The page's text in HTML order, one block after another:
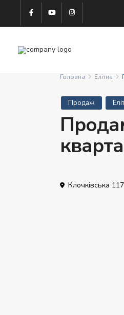
Головна Елітна
Продаж
Клочківська